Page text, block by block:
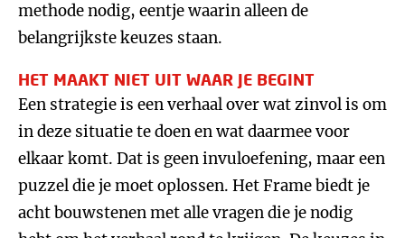
methode nodig, eentje waarin alleen de
belangrijkste keuzes staan.
HET MAAKT NIET UIT WAAR JE BEGINT
Een strategie is een verhaal over wat zinvol is om
in deze situatie te doen en wat daarmee voor
elkaar komt. Dat is geen invuloefening, maar een
puzzel die je moet oplossen. Het Frame biedt je
acht bouwstenen met alle vragen die je nodig